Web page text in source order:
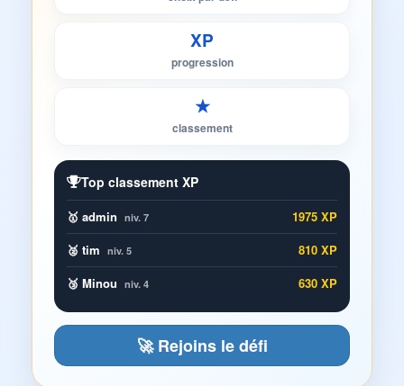
XP
progression
★
classement
Top classement XP
🥇 admin niv. 7
1975 XP
🥈 tim niv. 5
810 XP
🥉 Minou niv. 4 630 XP
🚀 Rejoins le défi